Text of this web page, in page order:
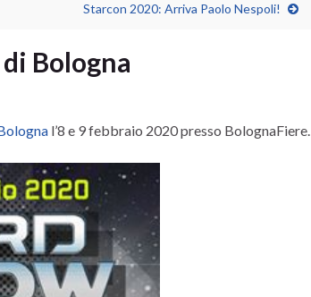
Starcon 2020: Arriva Paolo Nespoli!
Bologna
l’8 e 9 febbraio 2020 presso BolognaFiere.